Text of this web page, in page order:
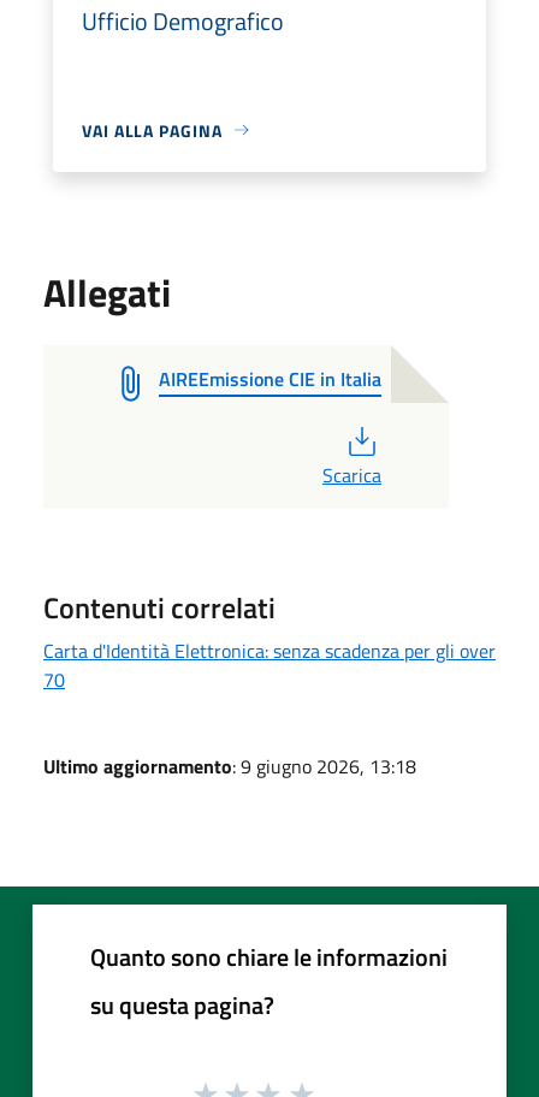
Ufficio Demografico
VAI ALLA PAGINA
Allegati
AIREEmissione CIE in Italia
Scarica
Contenuti correlati
Carta d'Identità Elettronica: senza scadenza per gli over
70
Ultimo aggiornamento: 9 giugno 2026, 13:18
Quanto sono chiare le informazioni
su questa pagina?